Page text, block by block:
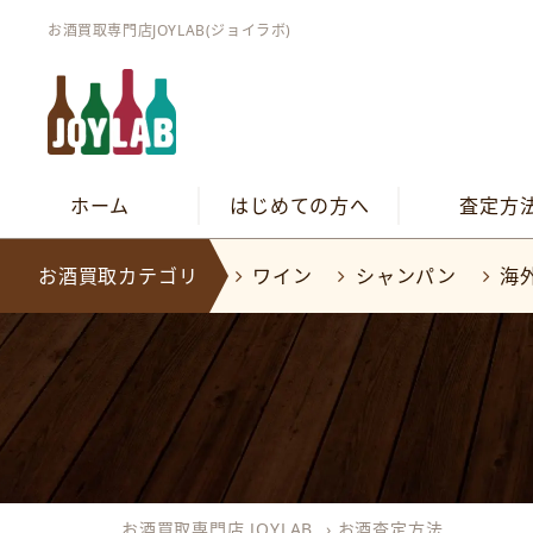
お酒買取専門店JOYLAB(ジョイラボ)
ホーム はじめての方へ 査定方
お酒買取カテゴリ ワイン シャンパン 海